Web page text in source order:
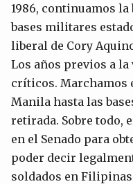
1986, continuamos
bases militares
liberal de Cory
Los años previos a
críticos. Marchamos
Manila hasta las
retirada. Sobre todo,
en el Senado para
poder decir
soldados en